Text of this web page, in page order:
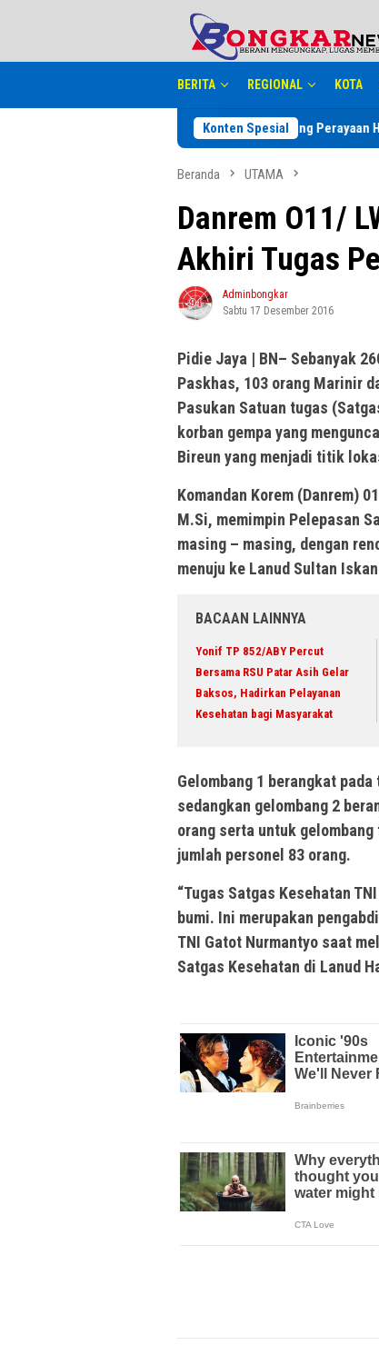
BERITA REGIONAL KOTA
Konten Spesial
Jelang Perayaan HUT RI ke
Beranda UTAMA
Danrem O11/
Akhiri Tugas
Adminbongkar
Sabtu 17 Desember 2016
Pidie Jaya | BN– Sebanyak
Paskhas, 103 orang Marinir
Pasukan Satuan tugas
korban gempa yang
Bireun yang menjadi titik
Komandan Korem (Danrem)
M.Si, memimpin Pelepasan
masing – masing, dengan
menuju ke Lanud Sultan
BACAAN LAINNYA
Yonif TP 852/ABY Percut
Bersama RSU Patar Asih Gelar
Baksos, Hadirkan Pelayanan
Kesehatan bagi Masyarakat
Gelombang 1 berangkat
sedangkan gelombang 2
orang serta untuk
jumlah personel 83 orang.
“Tugas Satgas Kesehatan
bumi. Ini merupakan
TNI Gatot Nurmantyo saat
Satgas Kesehatan di Lanud